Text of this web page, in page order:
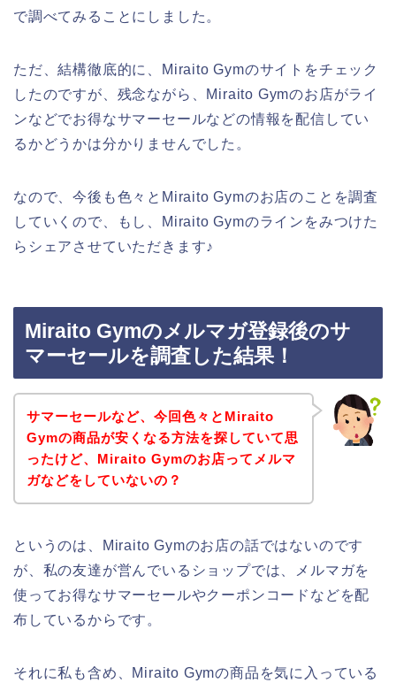
で調べてみることにしました。
ただ、結構徹底的に、Miraito Gymのサイトをチェック
したのですが、残念ながら、Miraito Gymのお店がライ
ンなどでお得なサマーセールなどの情報を配信してい
るかどうかは分かりませんでした。
なので、今後も色々とMiraito Gymのお店のことを調査
していくので、もし、Miraito Gymのラインをみつけた
らシェアさせていただきます♪
Miraito Gymのメルマガ登録後のサ
マーセールを調査した結果！
サマーセールなど、今回色々とMiraito
Gymの商品が安くなる方法を探していて思
ったけど、Miraito Gymのお店ってメルマ
ガなどをしていないの？
というのは、Miraito Gymのお店の話ではないのです
が、私の友達が営んでいるショップでは、メルマガを
使ってお得なサマーセールやクーポンコードなどを配
布しているからです。
それに私も含め、Miraito Gymの商品を気に入っている